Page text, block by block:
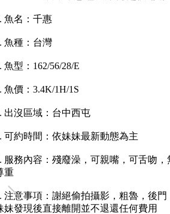
魚名：千惠
魚種：台灣
魚型：162/56/28/E
魚價：3.4K/1H/1S
出沒區域：台中西屯
可約時間：依妹妹最新動態為主
服務內容：殘廢澡，可親嘴，可舌吻
重
注意事項：謝絕偷拍攝影，粗魯，後
妹發現後直接離開並不退還任何費用